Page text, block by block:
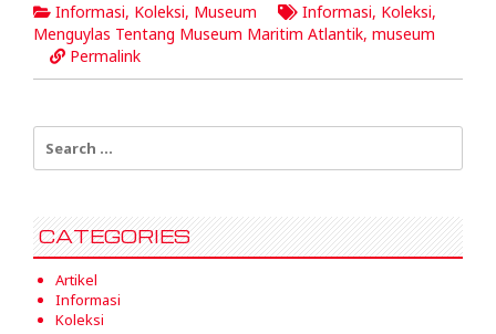
Informasi, Koleksi, Museum Informasi, Koleksi,
Menguylas Tentang Museum Maritim Atlantik, museum
Permalink
Search
for:
CATEGORIES
Artikel
Informasi
Koleksi